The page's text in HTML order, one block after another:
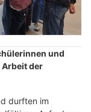
und
Arbeit der
durften im